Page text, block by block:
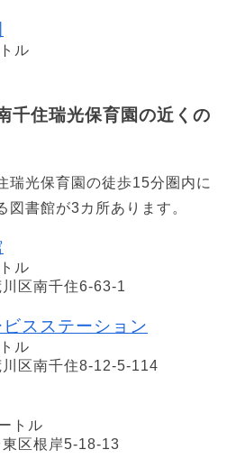
ル
千住瑞光保育園の近くの
瑞光保育園の徒歩15分圏内に
図書館が3カ所あります。
ル
区南千住6-63-1
スステーション
ル
区南千住8-12-5-114
トル
区根岸5-18-13